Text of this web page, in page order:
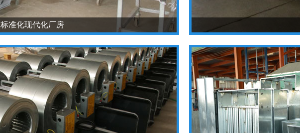
标准化现代化厂房